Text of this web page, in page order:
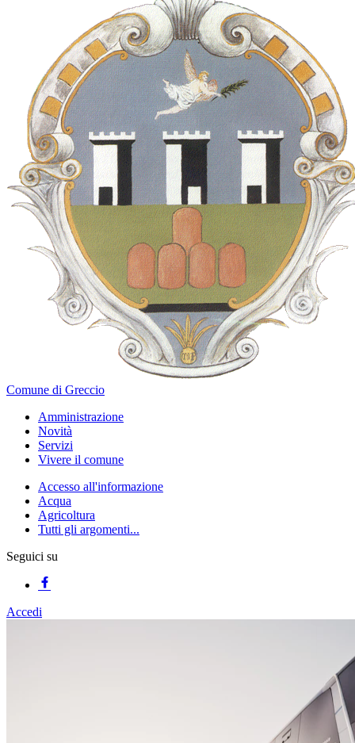
Comune di Greccio
Amministrazione
Novità
Servizi
Vivere il comune
Accesso all'informazione
Acqua
Agricoltura
Tutti gli argomenti...
Seguici su
Accedi